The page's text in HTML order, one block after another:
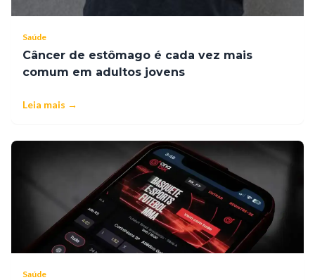
Saúde
Câncer de estômago é cada vez mais
comum em adultos jovens
Leia mais →
Saúde